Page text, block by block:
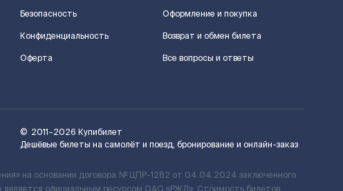
Безопасность
Конфиденциальность
Оферта
Оформление и покупка
Возврат и обмен билета
Все вопросы и ответы
© 2011–2026 Купибилет
Дешёвые билеты на самолёт и поезд, бронирование и онлайн-заказ
на основании договора № ЦПР-1282 от 04.04.2024 заключенного